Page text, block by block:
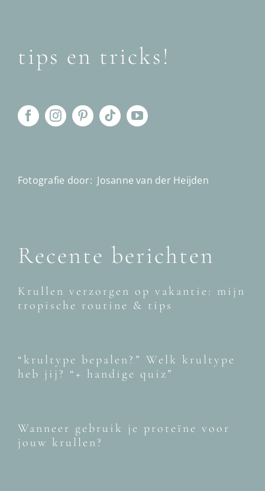
tips en tricks!
Fotografie door: Josanne van der Heijden
Recente berichten
Krullen verzorgen op vakantie: mijn
tropische routine & tips
“krultype bepalen?” Welk krultype
heb jij? “+ handige quiz”
Wanneer gebruik je proteïne voor
jouw krullen?